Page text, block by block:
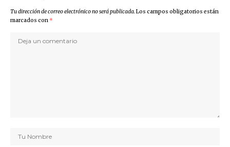
Tu dirección de correo electrónico no será publicada.Los campos obligatorios están
marcados con *